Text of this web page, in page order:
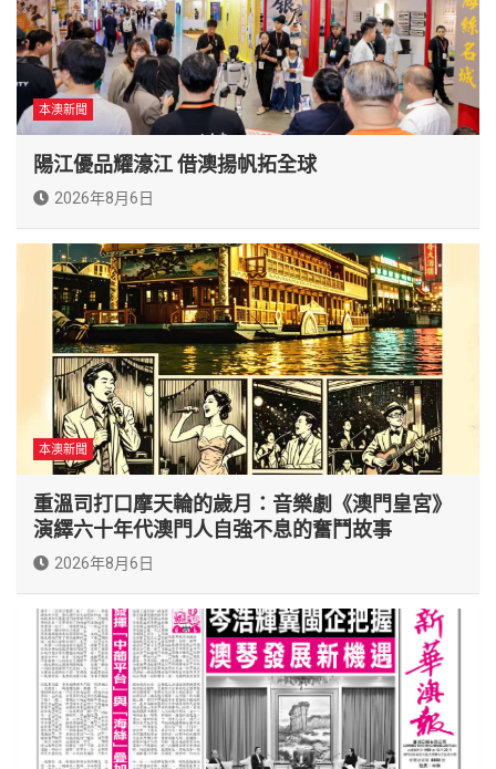
本澳新聞
陽江優品耀濠江 借澳揚帆拓全球
2026年8月6日
本澳新聞
重溫司打口摩天輪的歲月：音樂劇《澳門皇宮》
演繹六十年代澳門人自強不息的奮鬥故事
2026年8月6日